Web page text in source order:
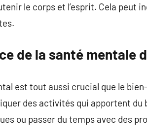
le corps et l’esprit. Cela peut
de la santé mentale
est tout aussi crucial que le
des activités qui apportent du
ou passer du temps avec des